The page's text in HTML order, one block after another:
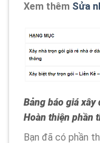
Xem thêm Sửa
Bảng báo giá
Hoàn thiện phần
Bạn đã có phần